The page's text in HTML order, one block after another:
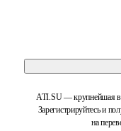
ATI.SU — крупнейшая в
Зарегистрируйтесь и
на